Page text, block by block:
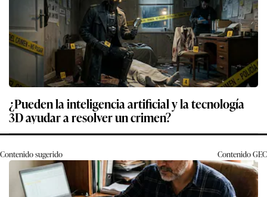
¿Pueden la inteligencia artificial y la tecnología
3D ayudar a resolver un crimen?
Contenido sugerido ContenidoGEC